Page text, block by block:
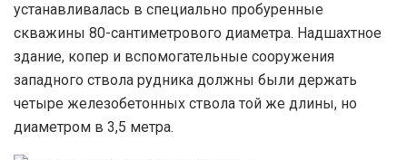
устанавливалась в специально пробуренные
скважины 80-сантиметрового диаметра. Надшахтное
здание, копер и вспомогательные сооружения
западного ствола рудника должны были держать
четыре железобетонных ствола той же длины, но
диаметром в 3,5 метра.